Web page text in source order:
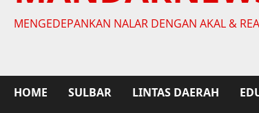
MENGEDEPANKAN NALAR DENGAN AKAL &
HOME SULBAR LINTAS DAERAH